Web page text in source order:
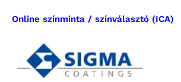
Online színminta / színválasztó (ICA)